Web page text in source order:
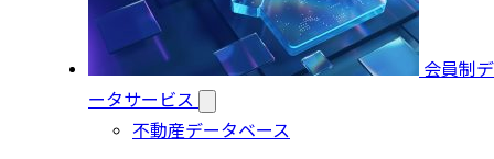
会員制デ
ータサービス
不動産データベース